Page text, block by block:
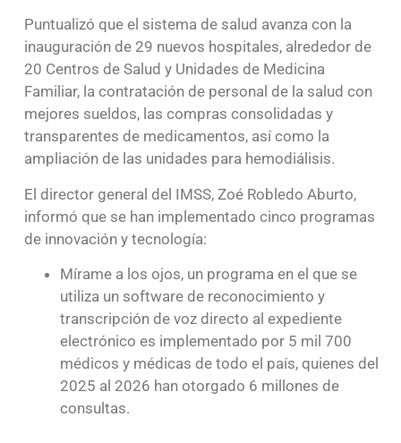
Puntualizó que el sistema de salud avanza con la
inauguración de 29 nuevos hospitales, alrededor de
20 Centros de Salud y Unidades de Medicina
Familiar, la contratación de personal de la salud con
mejores sueldos, las compras consolidadas y
transparentes de medicamentos, así como la
ampliación de las unidades para hemodiálisis.
El director general del IMSS, Zoé Robledo Aburto,
informó que se han implementado cinco programas
de innovación y tecnología:
Mírame a los ojos, un programa en el que se
utiliza un software de reconocimiento y
transcripción de voz directo al expediente
electrónico es implementado por 5 mil 700
médicos y médicas de todo el país, quienes del
2025 al 2026 han otorgado 6 millones de
consultas.